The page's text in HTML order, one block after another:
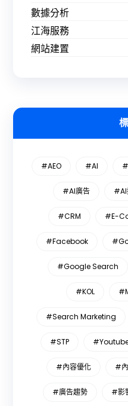
數據分析
江海服務
網站建置
#AEO #AI
#AI廣告 #AI
#CRM #E-
#Facebook
#Google Search
#KOL
#Search Marketing
#STP
#內容優化 #
#廣告趨勢 #影